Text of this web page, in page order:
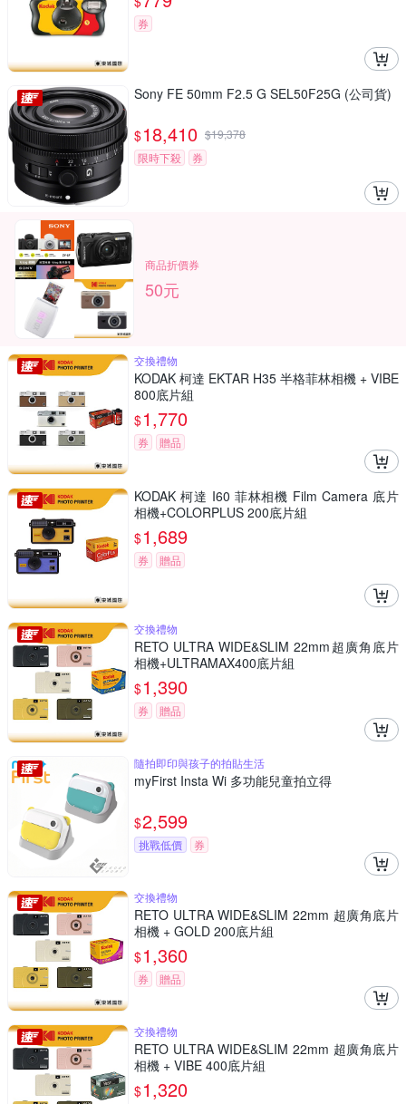
券
Sony FE 50mm F2.5 G SEL50F25G (公司貨)
$18,410 $19,378
限時下殺
券
商品折價券
50元
交換禮物
KODAK 柯達 EKTAR H35 半格菲林相機 + VIBE
800底片組
$1,770
券 贈品
KODAK 柯達 I60 菲林相機 Film Camera 底片
相機+COLORPLUS 200底片組
$1,689
券 贈品
交換禮物
RETO ULTRA WIDE&SLIM 22mm超廣角底片
相機+ULTRAMAX400底片組
$1,390
券 贈品
隨拍即印與孩子的拍貼生活
myFirst Insta Wi 多功能兒童拍立得
$2,599
挑戰低價 券
交換禮物
RETO ULTRA WIDE&SLIM 22mm 超廣角底片
相機 + GOLD 200底片組
$1,360
券 贈品
交換禮物
RETO ULTRA WIDE&SLIM 22mm 超廣角底片
相機 + VIBE 400底片組
$1,320